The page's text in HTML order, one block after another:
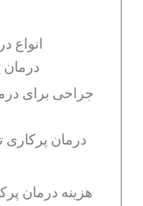
انواع
درمان
جراحی برای
درمان پرکاری
هزینه درمان